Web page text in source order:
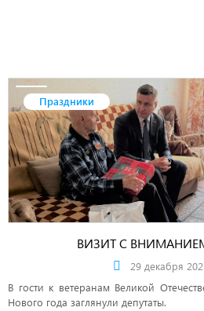
Праздники
ВИЗИТ С
29 декабря
В гости к ветеранам Великой
Нового года заглянули депутаты.